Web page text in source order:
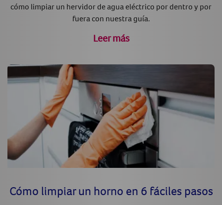
cómo limpiar un hervidor de agua eléctrico por dentro y por
fuera con nuestra guía.
Leer más
Cómo limpiar un horno en 6 fáciles pasos